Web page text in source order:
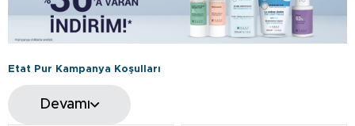
Etat Pur Kampanya Koşulları
Bu kampanya tüm Etat Pur ürünlerinde geçerlidir. Kampanyadan yararlanabilmek
için en az 1 (Bir) ürün sepete eklemeniz gerekir. Kampanyada Etat Pur
ürünlerinde %30'a varan İndirim uygulanır. Kampanya veya indirimle
birleştirilebilir. Kampanyadan faydalanabilmek için üye olmanız gerekmektedir.
Farmakozmetika, kampanya düzenleme ve bitirme hakkını saklı tutar.
Devamı